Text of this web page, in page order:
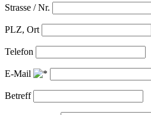
Strasse / Nr.
PLZ, Ort
Telefon
E-Mail
Betreff